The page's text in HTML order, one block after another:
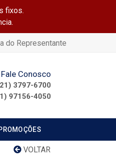
fixos.
do Representante
Fale Conosco
3797-6700
97156-4050
VOLTAR